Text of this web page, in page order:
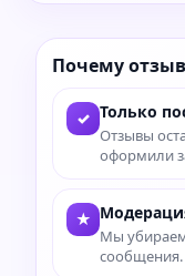
Почему
✓ Только
Отзывы
оформили
★
Мы
сообщения.